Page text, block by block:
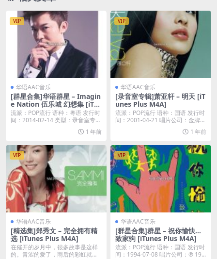
VIP
华语AAC音乐
[群星合集]华语群星 – Imagin
e Nation 伍乐城 幻想集 [iTu
nes Plus M4A]
流派：POP流行 语种：粤语 发行时
间：2014-02-14 类型：录音室专辑
1 年前
VIP
华语AAC音乐
[录音室专辑]萧亚轩 – 明天 [iT
unes Plus M4A]
流派：POP流行 语种：国语 发行时
间：2001-04-21 唱片公司：金牌大
1 年前
VIP
华语AAC音乐
[精选集]郑秀文 – 完全拥有精
选 [iTunes Plus M4A]
在催开的岁月中，很多故事是这样
的。青涩的爱了，雨后的彩虹就那
VIP
华语AAC音乐
[群星合集]群星 – 祝你愉快…
致家驹 [iTunes Plus M4A]
流派：POP流行 语种：国语 发行时
间：1994-07-08 唱片公司：℗ 19...